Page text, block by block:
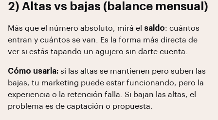
2) Altas vs bajas (balance mensual)
Más que el número absoluto, mirá el saldo: cuántos
entran y cuántos se van. Es la forma más directa de
ver si estás tapando un agujero sin darte cuenta.
Cómo usarla: si las altas se mantienen pero suben las
bajas, tu marketing puede estar funcionando, pero la
experiencia o la retención falla. Si bajan las altas, el
problema es de captación o propuesta.